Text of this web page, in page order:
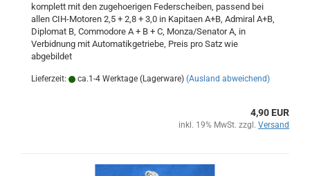
komplett mit den zugehoerigen Federscheiben, passend bei
allen CIH-Motoren 2,5 + 2,8 + 3,0 in Kapitaen A+B, Admiral A+B,
Diplomat B, Commodore A + B + C, Monza/Senator A, in
Verbidnung mit Automatikgetriebe, Preis pro Satz wie
abgebildet
Lieferzeit: ca.1-4 Werktage (Lagerware) (Ausland abweichend)
4,90 EUR
inkl. 19% MwSt. zzgl. Versand